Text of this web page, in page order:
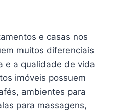
e casas nos
muitos diferenciais
e a qualidade de vida
imóveis possuem
ambientes para
para massagens,